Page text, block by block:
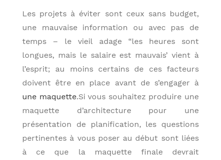
Les projets à éviter sont ceux sans budget,
une mauvaise information ou avec pas de
temps – le vieil adage “les heures sont
longues, mais le salaire est mauvais’ vient à
l’esprit; au moins certains de ces facteurs
doivent être en place avant de s’engager à
une maquette.Si vous souhaitez produire une
maquette d’architecture pour une
présentation de planification, les questions
pertinentes à vous poser au début sont liées
à ce que la maquette finale devrait